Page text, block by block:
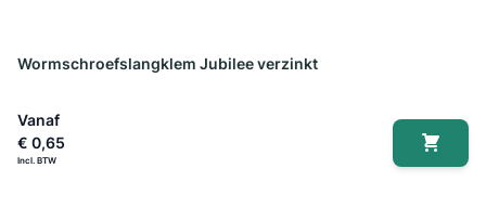
Wormschroefslangklem Jubilee verzinkt
Vanaf
€ 0,65